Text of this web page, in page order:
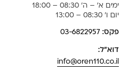
ימים א' – ה' 08:30 – 18:00
יום ו' 08:30 – 13:00
פקס: 03-6822957
דוא”ל:
info@oren110.co.il